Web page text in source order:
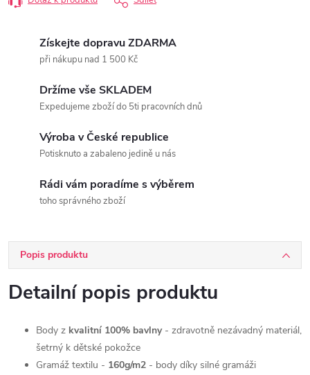
Získejte dopravu ZDARMA
při nákupu nad 1 500 Kč
Držíme vše SKLADEM
Expedujeme zboží do 5ti pracovních dnů
Výroba v České republice
Potisknuto a zabaleno jedině u nás
Rádi vám poradíme s výběrem
toho správného zboží
Popis produktu
Detailní popis produktu
Body z kvalitní 100% bavlny - zdravotně nezávadný materiál,
šetrný k dětské pokožce
Gramáž textilu - 160g/m2 - body díky silné gramáži